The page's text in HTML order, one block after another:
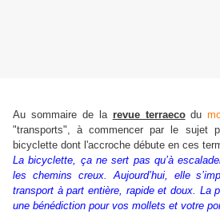
Au sommaire de la revue terraecodu
"transports", à commencer par le sujet
bicyclette dont l'accroche débute en ces
La bicyclette, ça ne sert pas qu’à
les chemins creux. Aujourd’hui, elle
transport à part entière, rapide et doux. La
une bénédiction pour vos mollets et votre